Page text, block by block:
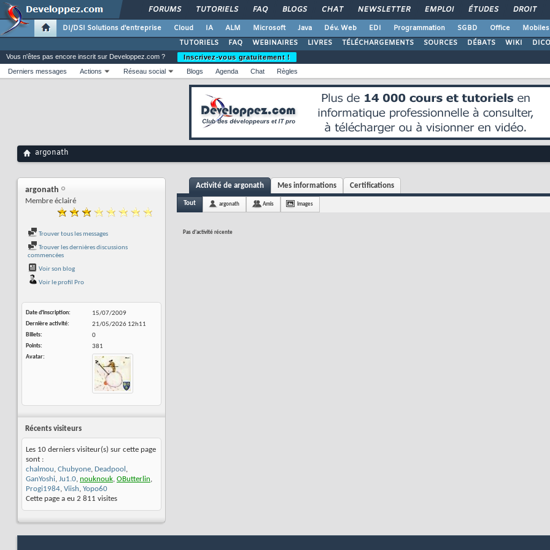
FORUMS TUTORIELS FAQ BLOGS CHAT NEWSLETTER EMPLOI ÉTUDES DROIT
DI/DSI Solutions d'entreprise Cloud IA ALM Microsoft Java Dév. Web EDI Programmation SGBD Office Mobiles
TUTORIELS
FAQ WEBINAIRES LIVRES TÉLÉCHARGEMENTS SOURCES DÉBATS WIKI DICO
Vous n'êtes pas encore inscrit sur Developpez.com ?
Inscrivez-vous gratuitement !
Derniers messages
Actions Réseau social Blogs Agenda Chat Règles
argonath
argonath
Membre éclairé
Trouver tous les messages
Trouver les dernières discussions
commencées
Voir son blog
Voir le profil Pro
Date d'inscription
15/07/2009
Dernière activité
21/05/2026 12h11
Billets
0
Points
381
Avatar
Récents visiteurs
Les 10 derniers visiteur(s) sur cette page
sont :
chalmou, Chubyone, Deadpool ,
GanYoshi, Ju1.0, nouknouk, OButterlin,
Progi1984, Viish, Yopo60
Cette page a eu 2 811 visites
Activité de argonath Mes informations Certifications
Tout argonath Amis Images
Pas d'activité récente